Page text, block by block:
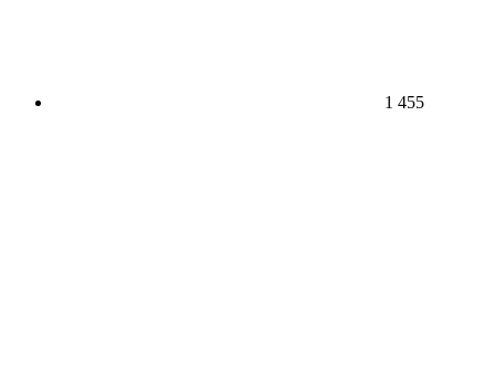
1 455